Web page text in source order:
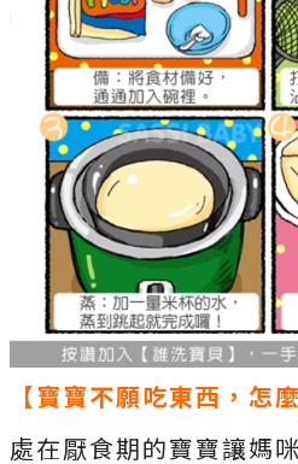
【寶寶不願吃東西，怎
處在厭食期的寶寶讓媽